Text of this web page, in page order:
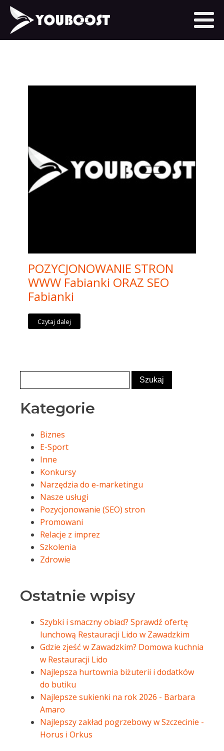
POZYCJONOWANIE STRON
WWW Fabianki ORAZ SEO
Fabianki
Czytaj dalej
Kategorie
Biznes
E-Sport
Inne
Konkursy
Narzędzia do e-marketingu
Nasze usługi
Pozycjonowanie (SEO) stron
Promowani
Relacje z imprez
Szkolenia
Zdrowie
Ostatnie wpisy
Szybki i smaczny obiad? Sprawdź ofertę
lunchową Restauracji Lido w Zawadzkim
Gdzie zjeść w Zawadzkim? Domowa kuchnia
w Restauracji Lido
Najlepsza hurtownia biżuterii i dodatków
do butiku
Najlepsze sukienki na rok 2026 - Barbara
Amaro
Najlepszy zakład pogrzebowy w Szczecinie -
Horus i Orkus